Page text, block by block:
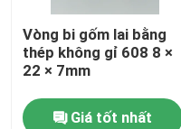
Vòng bi gốm lai bằng
thép không gỉ 608 8 ×
22 × 7mm
Giá tốt nhất